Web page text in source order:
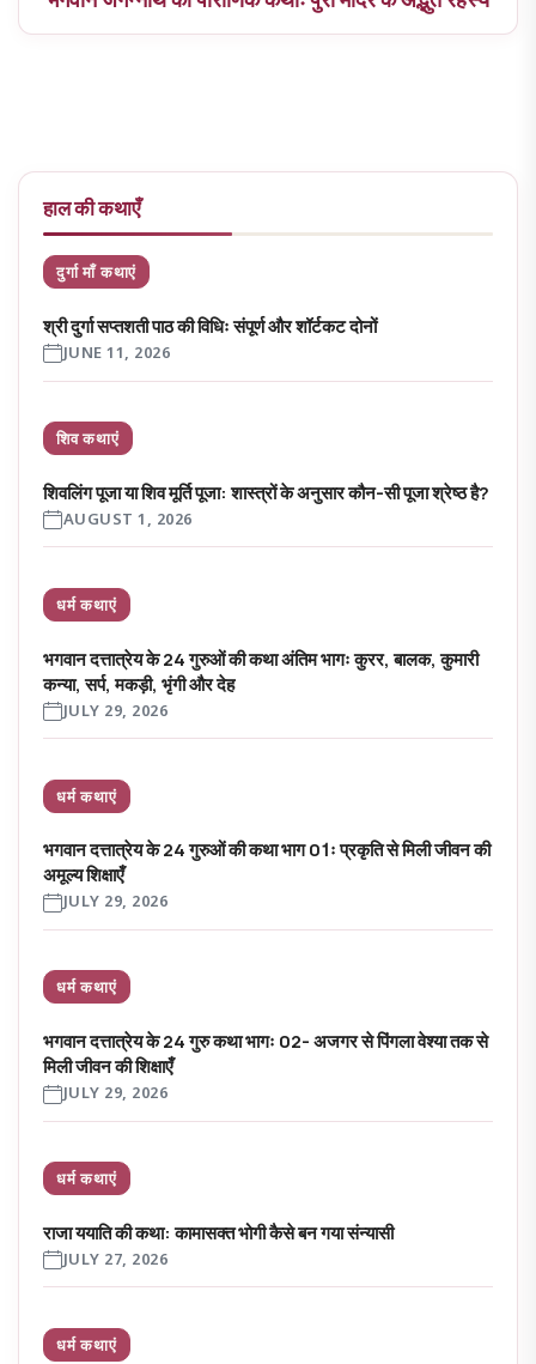
हाल की कथाएँ
दुर्गा माँ कथाएं
श्री दुर्गा सप्तशती पाठ की विधिः संपूर्ण और शॉर्टकट दोनों
JUNE 11, 2026
शिव कथाएं
शिवलिंग पूजा या शिव मूर्ति पूजा: शास्त्रों के अनुसार कौन-सी पूजा श्रेष्ठ है?
AUGUST 1, 2026
धर्म कथाएं
भगवान दत्तात्रेय के 24 गुरुओं की कथा अंतिम भागः कुरर, बालक, कुमारी
कन्या, सर्प, मकड़ी, भृंगी और देह
JULY 29, 2026
धर्म कथाएं
भगवान दत्तात्रेय के 24 गुरुओं की कथा भाग 01ः प्रकृति से मिली जीवन की
अमूल्य शिक्षाएँ
JULY 29, 2026
धर्म कथाएं
भगवान दत्तात्रेय के 24 गुरु कथा भागः 02- अजगर से पिंगला वेश्या तक से
मिली जीवन की शिक्षाएँ
JULY 29, 2026
धर्म कथाएं
राजा ययाति की कथा: कामासक्त भोगी कैसे बन गया संन्यासी
JULY 27, 2026
धर्म कथाएं